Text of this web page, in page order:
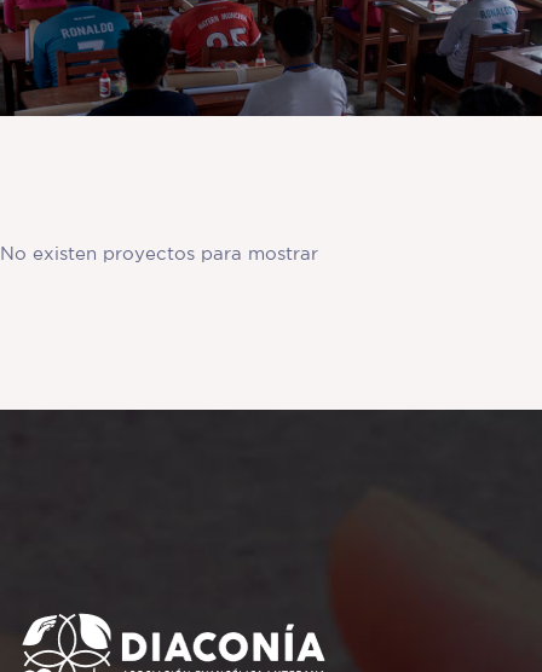
No existen proyectos para mostrar